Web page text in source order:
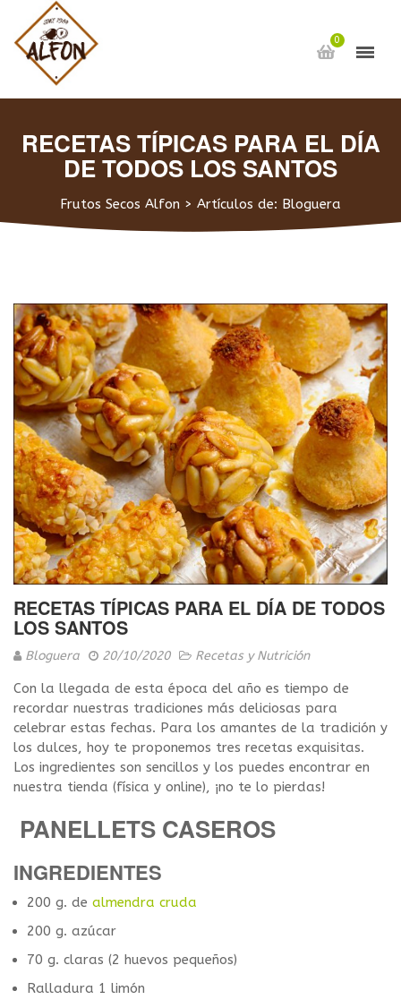
0
RECETAS TÍPICAS PARA EL DÍA
DE TODOS LOS SANTOS
Frutos Secos Alfon > Artículos de: Bloguera
RECETAS TÍPICAS PARA EL DÍA DE TODOS
LOS SANTOS
Bloguera 20/10/2020 Recetas y Nutrición
Con la llegada de esta época del año es tiempo de
recordar nuestras tradiciones más deliciosas para
celebrar estas fechas. Para los amantes de la tradición y
los dulces, hoy te proponemos tres recetas exquisitas.
Los ingredientes son sencillos y los puedes encontrar en
nuestra tienda (física y online), ¡no te lo pierdas!
PANELLETS CASEROS
INGREDIENTES
200 g. de almendra cruda
200 g. azúcar
70 g. claras (2 huevos pequeños)
Ralladura 1 limón